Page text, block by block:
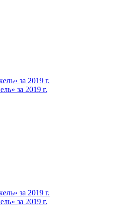
за 2019 г.
за 2019 г.
за 2019 г.
за 2019 г.